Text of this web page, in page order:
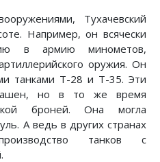
Тухачевский
Например, он всячески
в армию минометов,
оружия. Он
танками Т-28 и Т-35. Эти
но в то же время
броней. Она могла
А ведь в других странах
танков с